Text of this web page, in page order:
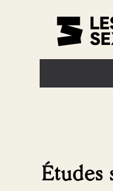
Études